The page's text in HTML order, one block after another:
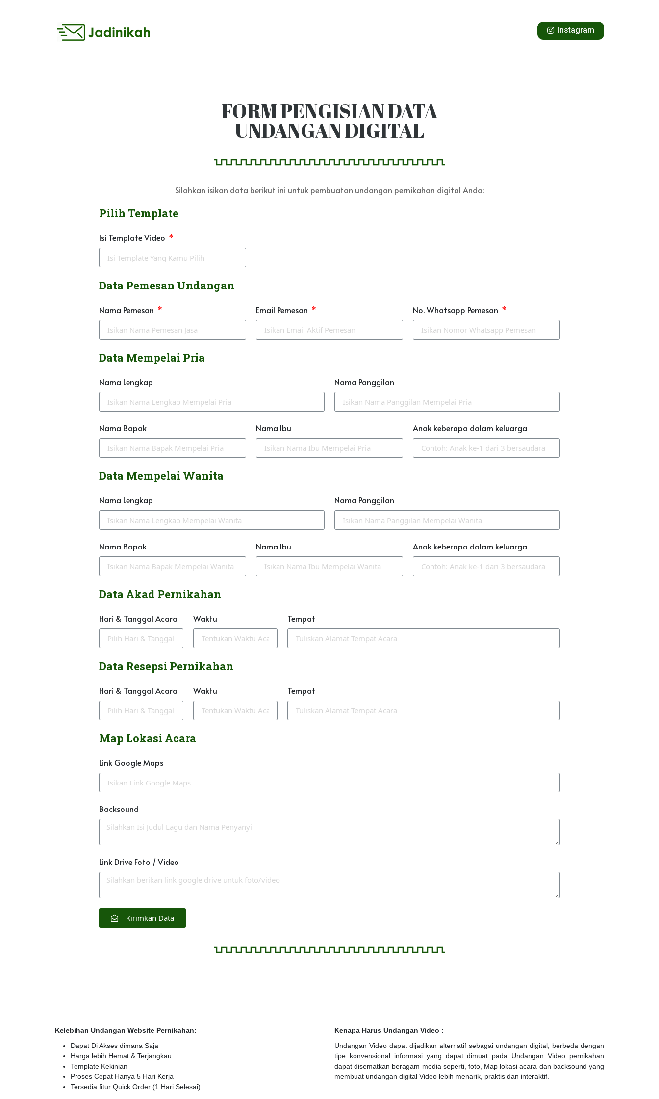
Instagram
FORM PENGISIAN DATA
UNDANGAN DIGITAL
Silahkan isikan data berikut ini untuk pembuatan undangan pernikahan digital Anda:
Pilih Template
Isi Template Video
Data Pemesan Undangan
Nama Pemesan Email Pemesan No. Whatsapp Pemesan
Data Mempelai Pria
Nama Lengkap Nama Panggilan
Nama Bapak Nama Ibu Anak keberapa dalam keluarga
Data Mempelai Wanita
Nama Lengkap Nama Panggilan
Nama Bapak Nama Ibu Anak keberapa dalam keluarga
Data Akad Pernikahan
Hari & Tanggal Acara Waktu Tempat
Data Resepsi Pernikahan
Hari & Tanggal Acara Waktu Tempat
Map Lokasi Acara
Link Google Maps
Backsound
Link Drive Foto / Video
Kirimkan Data
Kelebihan Undangan Website Pernikahan:
Dapat Di Akses dimana Saja
Harga lebih Hemat & Terjangkau
Template Kekinian
Proses Cepat Hanya 5 Hari Kerja
Tersedia fitur Quick Order (1 Hari Selesai)
Kenapa Harus Undangan Video :
Undangan Video dapat dijadikan alternatif sebagai undangan digital, berbeda dengan
tipe konvensional informasi yang dapat dimuat pada Undangan Video pernikahan
dapat disematkan beragam media seperti, foto, Map lokasi acara dan backsound yang
membuat undangan digital Video lebih menarik, praktis dan interaktif.